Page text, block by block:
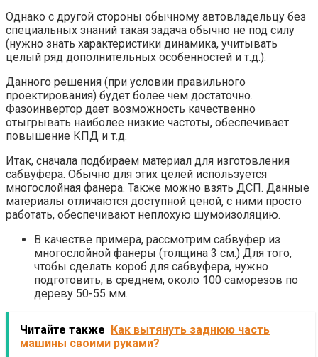
Однако с другой стороны обычному автовладельцу без
специальных знаний такая задача обычно не под силу
(нужно знать характеристики динамика, учитывать
целый ряд дополнительных особенностей и т.д.).
Данного решения (при условии правильного
проектирования) будет более чем достаточно.
Фазоинвертор дает возможность качественно
отыгрывать наиболее низкие частоты, обеспечивает
повышение КПД и т.д.
Итак, сначала подбираем материал для изготовления
сабвуфера. Обычно для этих целей используется
многослойная фанера. Также можно взять ДСП. Данные
материалы отличаются доступной ценой, с ними просто
работать, обеспечивают неплохую шумоизоляцию.
В качестве примера, рассмотрим сабвуфер из
многослойной фанеры (толщина 3 см.) Для того,
чтобы сделать короб для сабвуфера, нужно
подготовить, в среднем, около 100 саморезов по
дереву 50-55 мм.
Читайте также
Как вытянуть заднюю часть
машины своими руками?